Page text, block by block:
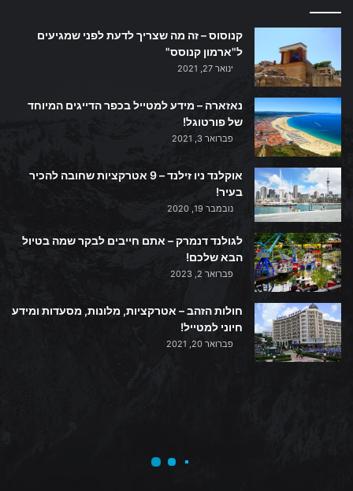
קנוסוס – זה מה שצריך לדעת לפני שמגיעים
ל"ארמון קנוסס"
ינואר 27, 2021
נאזארה – מידע למטייל בכפר הדייגים המיוחד
של פורטוגל!
פברואר 3, 2021
אוקלנד ניו זילנד – 9 אטרקציות שחובה להכיר
בעיר!
נובמבר 19, 2020
לגולנד דנמרק – אתם חייבים לבקר שמה בטיול
הבא שלכם!
פברואר 2, 2023
חולות הזהב – אטרקציות, מלונות, מסעדות ומידע
חיוני למטייל!
פברואר 20, 2021